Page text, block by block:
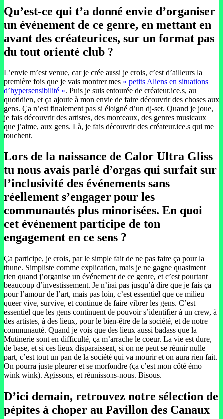
Qu’est-ce qui t’a donné envie d’organiser
un événement de ce genre, en mettant en
avant des créateurices, sur un format pas
du tout orienté club ?
L’envie m’est venue, car je crée aussi je crois, c’est d’ailleurs la
première fois que je vais montrer mes « petits Aliens en situations
d’hypersensibilité ». Puis je suis entourée de créateur.ice.s, au
quotidien, et ça ajoute à mon envie de faire découvrir des choses aux
gens. Ça n’est finalement pas si éloigné d’un dj-set. Quand je joue,
je fais découvrir des artistes, des morceaux, des genres musicaux
que j’aime, aux gens. Là, je fais découvrir des créateur.ice.s qui me
touchent.
Lors de la naissance de Calor Ultra Gliss
tu nous avais parlé d’orgas qui surfait sur
l’inclusivité des événements sans
réellement s’engager pour les
communautés plus minorisées. En quoi
cet événement participe de ton
engagement en ce sens ?
Ça participe, je crois, par le simple fait de ne pas faire ça pour la
thune. Simpliste comme explication, mais je ne gagne quasiment
rien quand j’organise un événement de ce genre, et c’est pourtant
beaucoup d’investissement. Je n’irai pas jusqu’à dire que je fais ça
pour l’amour de l’art, mais pas loin, c’est essentiel que ce milieu
queer vive, survive, et continue de faire vibrer les gens. C’est
essentiel que les gens continuent de pouvoir s’identifier à un crew, à
des artistes, à des lieux, pour le bien-être de la société, et de notre
communauté. Quand je vois que des lieux aussi badass que la
Mutinerie sont en difficulté, ça m’arrache le coeur. La vie est dure,
de base, et si ces lieux disparaissent, si on ne peut se réunir nulle
part, c’est tout un pan de la société qui va mourir et on aura rien fait.
On pourra juste pleurer et se morfondre (ça c’est mon côté émo
wink wink). Agissons, et réunissons-nous. Bisous.
D’ici demain, retrouvez notre sélection de
pépites à choper au Pavillon des Canaux